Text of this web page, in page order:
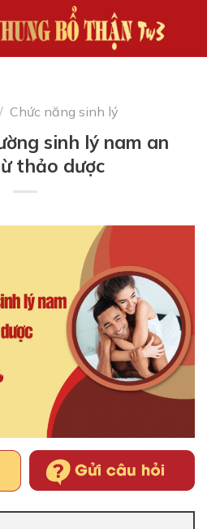
/ Chức năng sinh lý
sinh lý nam an
thảo dược